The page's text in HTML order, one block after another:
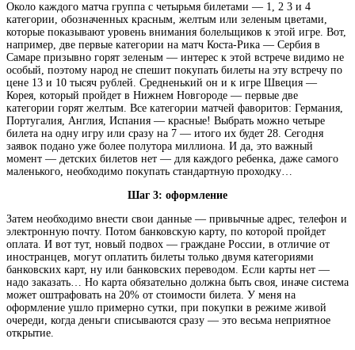
Около каждого матча группа с четырьмя билетами — 1, 2 3 и 4
категории, обозначенных красным, желтым или зеленым цветами,
которые показывают уровень внимания болельщиков к этой игре. Вот,
например, две первые категории на матч Коста-Рика — Сербия в
Самаре призывно горят зеленым — интерес к этой встрече видимо не
особый, поэтому народ не спешит покупать билеты на эту встречу по
цене 13 и 10 тысяч рублей. Средненький он и к игре Швеция —
Корея, который пройдет в Нижнем Новгороде — первые две
категории горят желтым. Все категории матчей фаворитов: Германия,
Португалия, Англия, Испания — красные! Выбрать можно четыре
билета на одну игру или сразу на 7 — итого их будет 28. Сегодня
заявок подано уже более полутора миллиона. И да, это важный
момент — детских билетов нет — для каждого ребенка, даже самого
маленького, необходимо покупать стандартную проходку…
Шаг 3: оформление
Затем необходимо внести свои данные — привычные адрес, телефон и
электронную почту. Потом банковскую карту, по которой пройдет
оплата. И вот тут, новый подвох — граждане России, в отличие от
иностранцев, могут оплатить билеты только двумя категориями
банковских карт, ну или банковских переводом. Если карты нет —
надо заказать… Но карта обязательно должна быть своя, иначе система
может оштрафовать на 20% от стоимости билета. У меня на
оформление ушло примерно сутки, при покупки в режиме живой
очереди, когда деньги списываются сразу — это весьма неприятное
открытие.